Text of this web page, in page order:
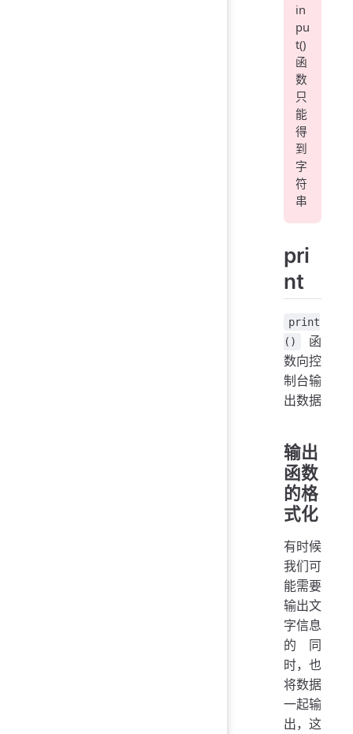
in
pu
t()
函
数
只
能
得
到
字
符
串
pri
nt
print
()
函
数向控
制台输
出数据
输出
函数
的格
式化
有时候
我们可
能需要
输出文
字信息
的同
时，也
将数据
一起输
出，这